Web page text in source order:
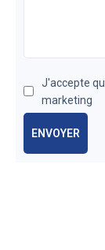
J'accepte
marketing
ENVOYER